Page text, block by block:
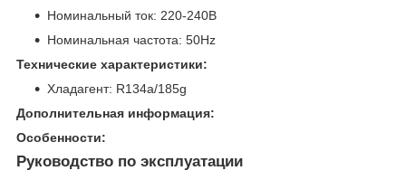
Номинальный ток: 220-240В
Номинальная частота: 50Hz
Технические характеристики:
Хладагент: R134a/185g
Дополнительная информация:
Особенности:
Руководство по эксплуатации